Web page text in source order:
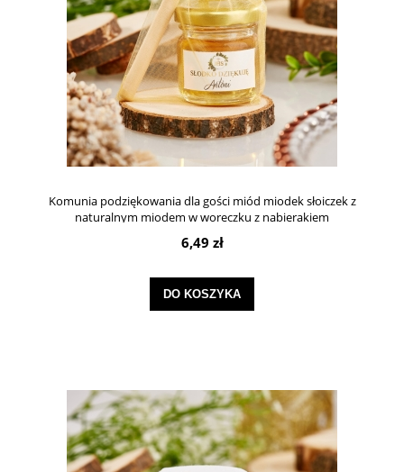
Komunia podziękowania dla gości miód miodek słoiczek z
naturalnym miodem w woreczku z nabierakiem
6,49 zł
DO KOSZYKA